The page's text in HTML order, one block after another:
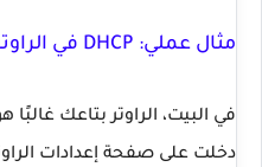
مثال عملي: DHCP في الراوتر المنزلي
دخلت على صفحة إعدادات